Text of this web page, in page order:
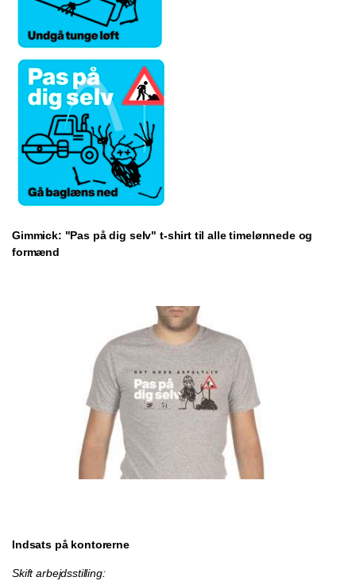
Gimmick: "Pas på dig selv" t-shirt til alle timelønnede og
formænd
Indsats på kontorerne
Skift arbejdsstilling: